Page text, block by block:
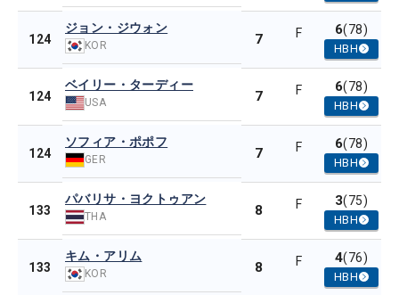
124
ジョン・ジウォン
KOR 7 F 6(78)
HBH
124
ベイリー・ターディー
USA 7 F 6(78)
HBH
124
ソフィア・ポポフ
GER 7 F 6(78)
HBH
133
パバリサ・ヨクトゥアン
THA 8 F 3(75)
HBH
133
キム・アリム
KOR 8 F 4(76)
HBH